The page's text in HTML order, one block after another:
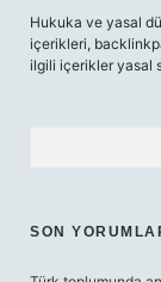
Hukuka ve yasal
içerikleri,
ilgili içerikler yasal
SON